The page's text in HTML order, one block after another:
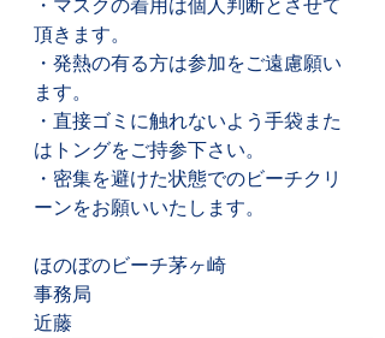
頂きます。
・発熱の有る方は参加をご遠慮願い
ます。
・直接ゴミに触れないよう手袋また
はトングをご持参下さい。
・密集を避けた状態でのビーチクリ
ーンをお願いいたします。
ほのぼのビーチ茅ヶ崎
事務局
近藤